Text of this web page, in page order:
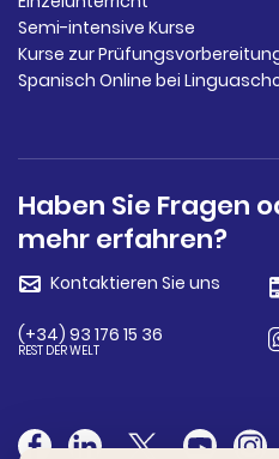
Semi-intensive Kurse
Kurse zur
Spanisch Online bei
Haben Sie Fragen
mehr erfahren?
Kontaktieren Sie uns
(+34) 93 176 15 36
REST DER WELT